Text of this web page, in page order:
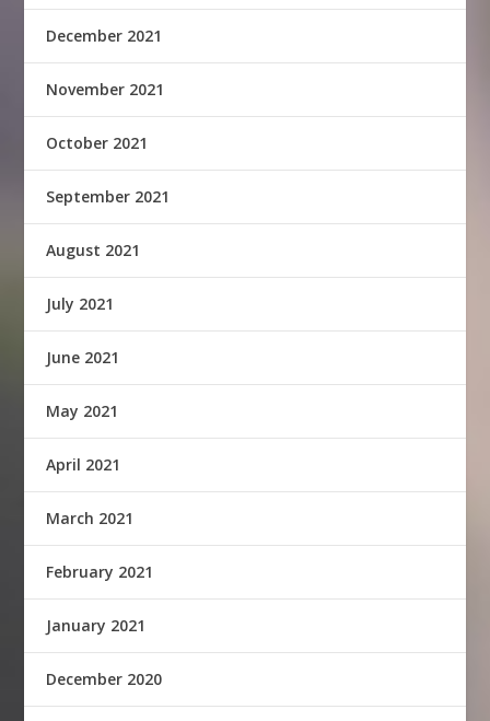
December 2021
November 2021
October 2021
September 2021
August 2021
July 2021
June 2021
May 2021
April 2021
March 2021
February 2021
January 2021
December 2020